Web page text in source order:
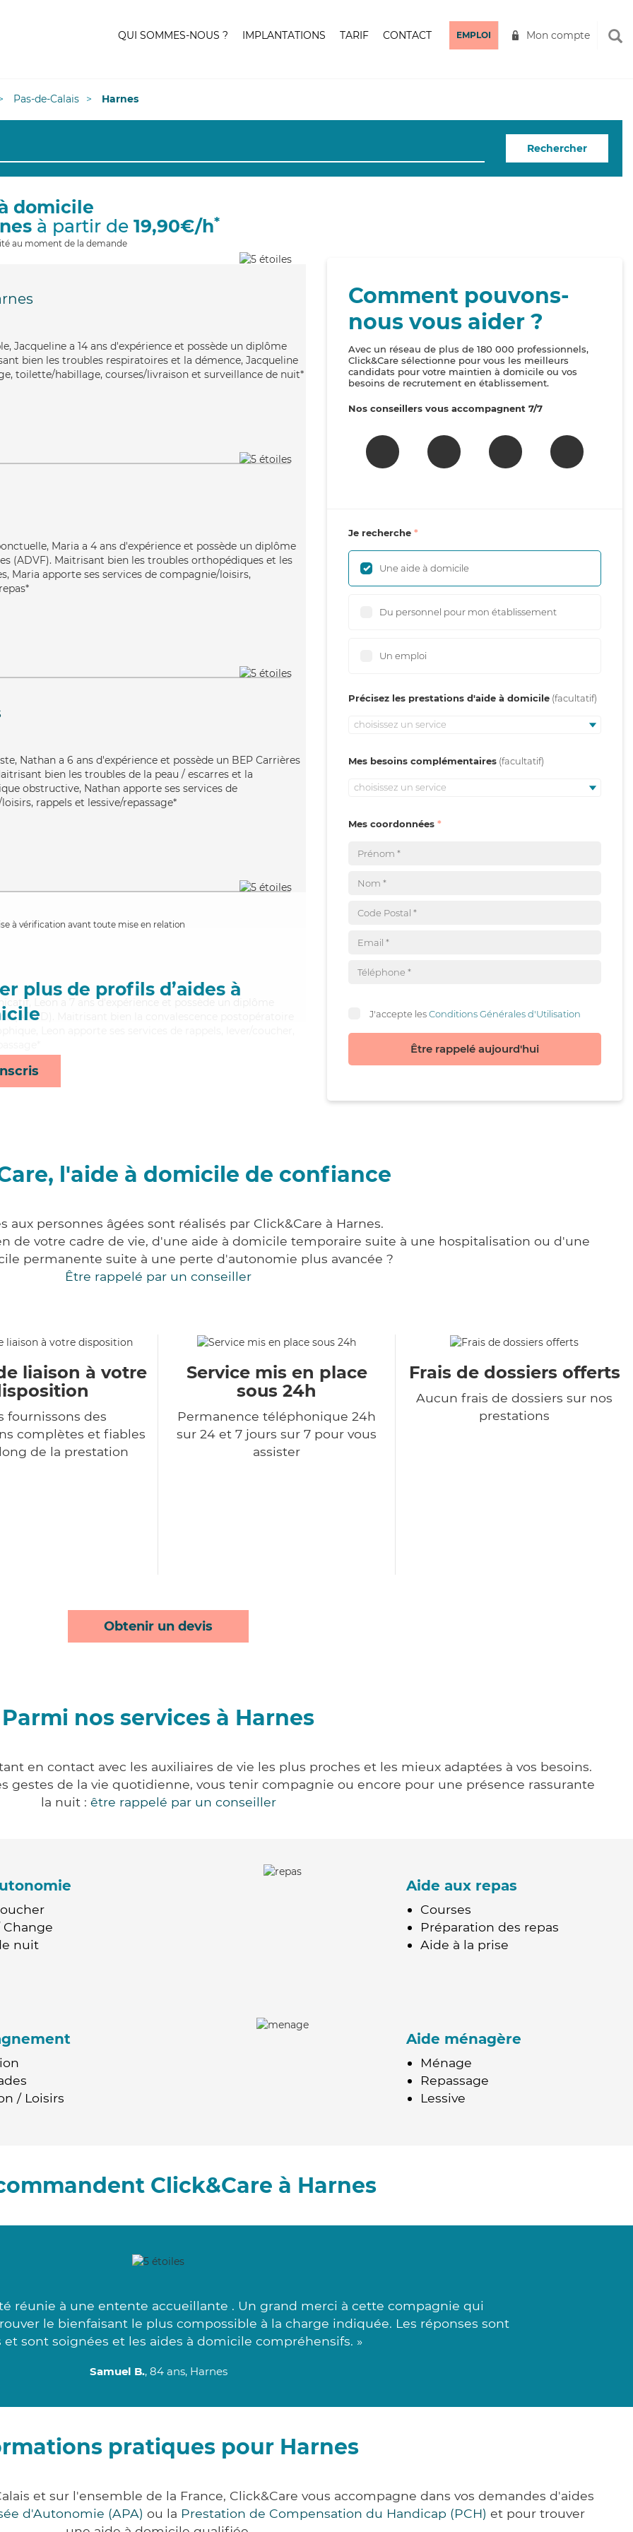
QUI SOMMES-NOUS ? IMPLANTATIONS TARIF CONTACT EMPLOI Mon compte
Pas-de-Calais Harnes
Rechercher
domicile
à partir de 19,90€/h*
au moment de la demande
Jacqueline a 14 ans d'expérience et possède un diplôme
bien les troubles respiratoires et la démence, Jacqueline
toilette/habillage, courses/livraison et surveillance de nuit*
Maria a 4 ans d'expérience et possède un diplôme
(ADVF). Maitrisant bien les troubles orthopédiques et les
Maria apporte ses services de compagnie/loisirs,
Nathan a 6 ans d'expérience et possède un BEP Carrières
bien les troubles de la peau / escarres et la
obstructive, Nathan apporte ses services de
rappels et lessive/repassage*
à vérification avant toute mise en relation
plus de profils d’aides à
Leon a 7 ans d'expérience et possède un diplôme
(ADVD). Maitrisant bien la convalescence postopératoire
Comment pouvons-
nous vous aider ?
Avec un réseau de plus de 180 000 professionnels,
Click&Care sélectionne pour vous les meilleurs
candidats pour votre maintien à domicile ou vos
besoins de recrutement en établissement.
Nos conseillers vous accompagnent 7/7
Je recherche
Une aide à domicile
Du personnel pour mon établissement
Un emploi
Précisez les prestations d'aide à domicile
choisissez un service
Mes besoins complémentaires
choisissez un service
Mes coordonnées
J'accepte lesConditions Générales d'Utilisation
Être rappelé aujourd'hui
l'aide à domicile de confiance
aux personnes âgées sont réalisés par Click&Care à Harnes.
de votre cadre de vie, d'une aide à domicile temporaire suite à une hospitalisation ou d'une
permanente suite à une perte d'autonomie plus avancée ?
Être rappelé par un conseiller
liaison à votre
fournissons des
complètes et fiables
de la prestation
Service mis en place
sous 24h
Permanence téléphonique 24h
sur 24 et 7 jours sur 7 pour vous
assister
Frais de dossiers offerts
Aucun frais de dossiers sur nos
prestations
Obtenir un devis
Parmi nos services à Harnes
en contact avec les auxiliaires de vie les plus proches et les mieux adaptées à vos besoins.
gestes de la vie quotidienne, vous tenir compagnie ou encore pour une présence rassurante
la nuit : être rappelé par un conseiller
nuit
Aide aux repas
Courses
Préparation des repas
Aide à la prise
/ Loisirs
Aide ménagère
Ménage
Repassage
Lessive
Click&Care à Harnes
réunie à une entente accueillante . Un grand merci à cette compagnie qui
le bienfaisant le plus compossible à la charge indiquée. Les réponses sont
et sont soignées et les aides à domicile compréhensifs. »
Samuel B., 84 ans, Harnes
pratiques pour Harnes
et sur l'ensemble de la France, Click&Care vous accompagne dans vos demandes d'aides
d'Autonomie (APA) ou la Prestation de Compensation du Handicap (PCH) et pour trouver